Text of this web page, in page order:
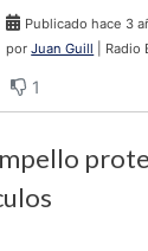
Publicado hace 3
porJuan Guill | Radio
1